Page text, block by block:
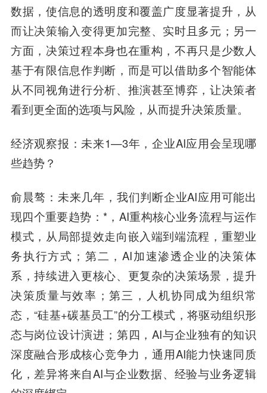
数据，使信息的透明度和覆盖广度显著提升，从
而让决策输入变得更加完整、实时且多元；另一
方面，决策过程本身也在重构，不再只是少数人
基于有限信息作判断，而是可以借助多个智能体
从不同视角进行分析、推演甚至博弈，让决策者
看到更全面的选项与风险，从而提升决策质量。
经济观察报 ：未来1—3年，企业AI应用会呈现哪
些趋势？
俞晨骜 ：未来几年，我们判断企业AI应用可能出
现四个重要趋势：*，AI重构核心业务流程与运作
模式，从局部提效走向嵌入端到端流程，重塑业
务执行方式；第二，AI加速渗透企业的决策体
系，持续进入更核心、更复杂的决策场景，提升
决策质量与效率；第三，人机协同成为组织常
态，“硅基+碳基员工”的分工模式，将驱动组织形
态与岗位设计演进；第四，AI与企业独有的知识
深度融合形成核心竞争力，通用AI能力快速同质
化，差异将来自AI与企业数据、经验与业务逻辑